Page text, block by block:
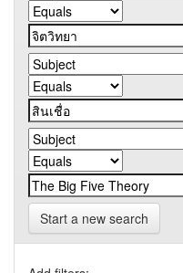
Start a new search